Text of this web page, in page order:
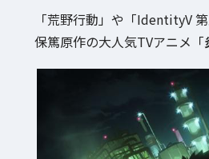
「荒野行動」や「IdentityV
保篤原作の大人気TVアニメ「